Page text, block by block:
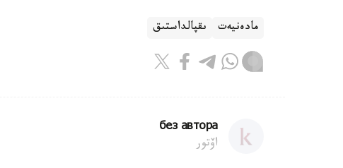
مادەنيەت ىقپالداستىق
без автора
اۆتور